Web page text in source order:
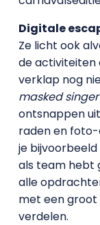
Digitale
Ze licht ook
de activiteiten
verklap nog
masked singer
ontsnappen
raden en
je
als team hebt
alle
met een groot
verdelen.